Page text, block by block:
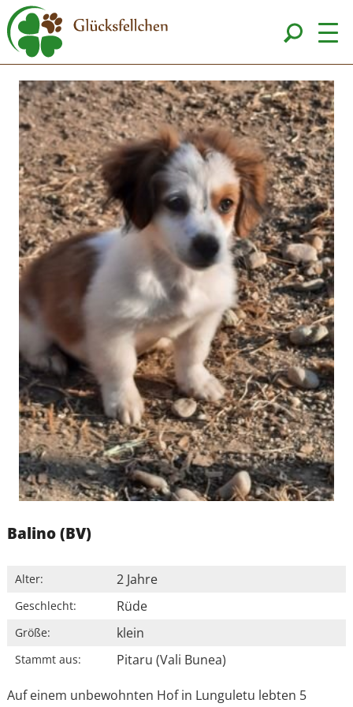
Balino (BV)
Alter: 2 Jahre
Geschlecht: Rüde
Größe: klein
Stammt aus: Pitaru (Vali Bunea)
Auf einem unbewohnten Hof ​​in Lunguletu lebten 5